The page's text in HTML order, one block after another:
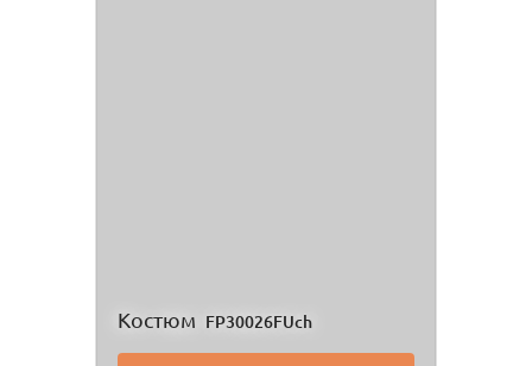
Костюм FP30026FUch